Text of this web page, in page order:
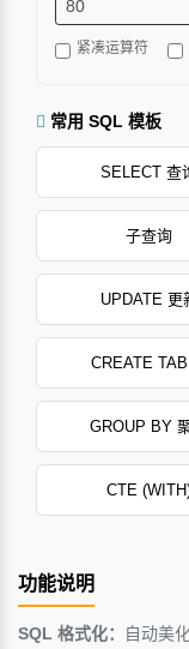
紧凑运算符
常用 SQL 模板
SELECT 查
子查询
UPDATE 更
CREATE
GROUP BY
CTE
功能说明
SQL 格式化：
自动美